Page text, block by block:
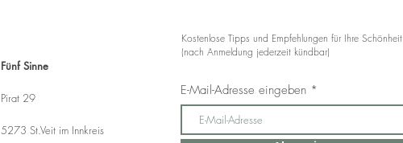
Fünf Sinne
Pirat 29
5273 St.Veit im Innkreis
Kostenlose Tipps und Empfehlungen für Ihre Schönheit
(nach Anmeldung jederzeit kündbar)
E-Mail-Adresse eingeben